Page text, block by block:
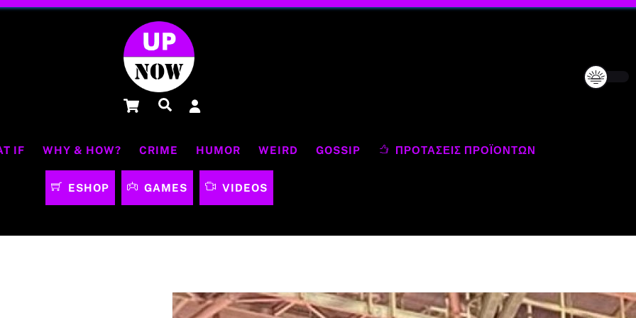
Cart Αναζήτηση
IF WHY & HOW? CRIME HUMOR WEIRD GOSSIP ΠΡΟΤΆΣΕΙΣ ΠΡΟΪΌΝΤΩΝ
ESHOP GAMES VIDEOS